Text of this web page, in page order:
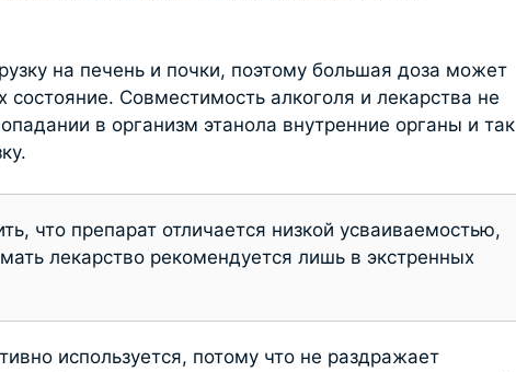
на печень и почки, поэтому большая доза может
состояние. Совместимость алкоголя и лекарства не
в организм этанола внутренние органы и так
что препарат отличается низкой усваиваемостью,
лекарство рекомендуется лишь в экстренных
используется, потому что не раздражает